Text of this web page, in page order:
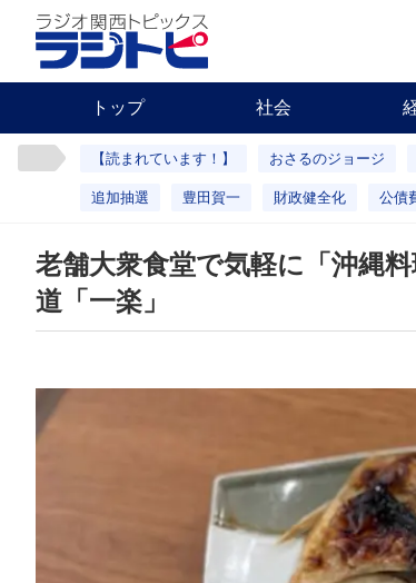
トップ 社会
【読まれています！】 おさるのジョージ
追加抽選 豊田賀一 財政健全化 公債
老舗大衆食堂で気軽に「沖縄
道「一楽」